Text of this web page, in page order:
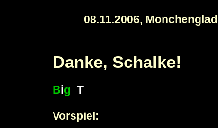
08.11.2006,
Danke, Schalke!
Big _T
Vorspiel: